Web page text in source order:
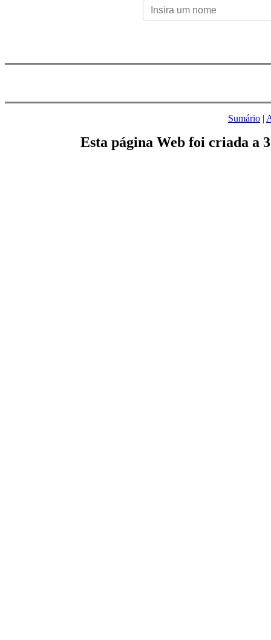
Sumário |
Esta página Web foi criada a